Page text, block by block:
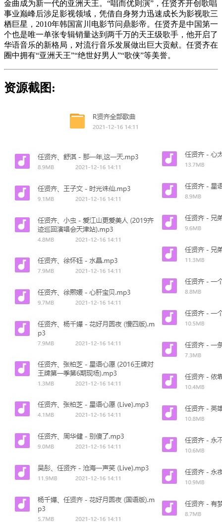
金曲成为新一代的亚洲天王。“唱而优则演”，任贤齐开创歌唱
事业巅峰后涉足影视领域，凭借自身努力迅速成长为影视歌三
栖巨星，2010年韩国富川电影节问鼎影帝。任贤齐是中国第一
个也是唯一单张专辑销量达到两千万的天王级歌手，他开启了
华语音乐的新格局，对流行音乐发展做出巨大贡献。任贤齐在
圈中拥有“亚洲天王”“绝世好男人”“歌侠”等美誉。
资源截图: